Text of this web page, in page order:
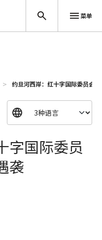
菜单
约旦河西岸：红十字国际委员会
字国际委员
袭